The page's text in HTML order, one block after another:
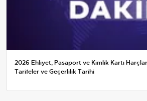
2026 Ehliyet, Pasaport ve Kimlik Kartı
Tarifeler ve Geçerlilik Tarihi